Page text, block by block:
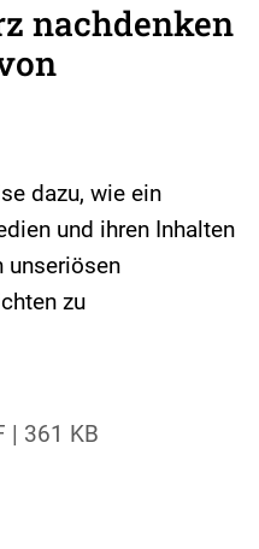
nachdenken
dazu, wie ein
und ihren Inhalten
unseriösen
zu
| 361 KB